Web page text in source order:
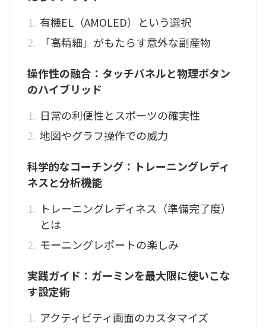
有機EL（AMOLED）という選択
「高精細」がもたらす意外な副産物
操作性の融合：タッチパネルと物理ボタン
のハイブリッド
日常の利便性とスポーツの確実性
地図やグラフ操作での威力
科学的なコーチング：トレーニングレディ
ネスと分析機能
トレーニングレディネス（準備完了度）
とは
モーニングレポートの楽しみ
実践ガイド：ガーミンを最大限に使いこな
す設定術
アクティビティ画面のカスタマイズ